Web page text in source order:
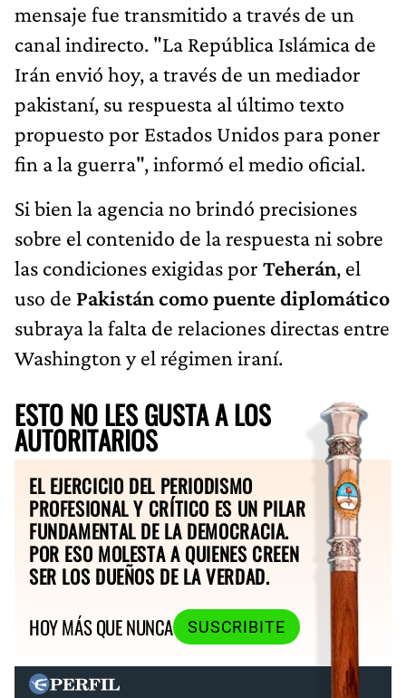
mensaje fue transmitido a través de un
canal indirecto. "La República Islámica de
Irán envió hoy, a través de un mediador
pakistaní, su respuesta al último texto
propuesto por Estados Unidos para poner
fin a la guerra", informó el medio oficial.
Si bien la agencia no brindó precisiones
sobre el contenido de la respuesta ni sobre
las condiciones exigidas por Teherán, el
uso de Pakistán como puente diplomático
subraya la falta de relaciones directas entre
Washington y el régimen iraní.
ESTO NO LES GUSTA A LOS
AUTORITARIOS
EL EJERCICIO DEL PERIODISMO
PROFESIONAL Y CRÍTICO ES UN PILAR
FUNDAMENTAL DE LA DEMOCRACIA.
POR ESO MOLESTA A QUIENES CREEN
SER LOS DUEÑOS DE LA VERDAD.
HOY MÁS QUE NUNCA
SUSCRIBITE